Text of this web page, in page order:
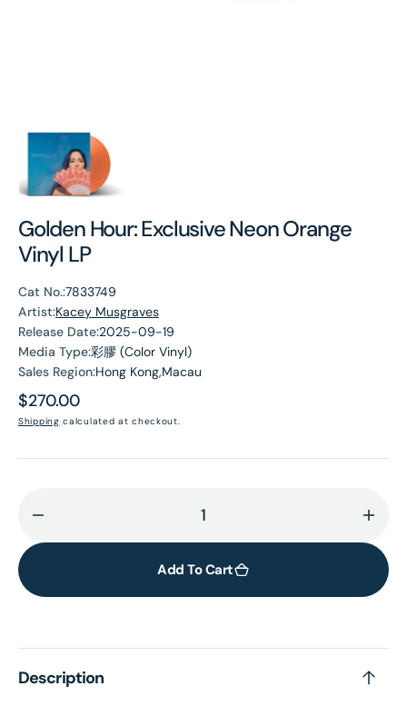
Golden Hour: Exclusive Neon Orange
Vinyl LP
Cat No.:7833749
Artist:Kacey Musgraves
Release Date:2025-09-19
Media Type:彩膠 (Color Vinyl)
Sales Region:Hong Kong,Macau
Regular
price
$270.00
Shipping calculated at checkout.
quantity
Golden
Neon
Orange
for
Neon
Add To Cart
Description